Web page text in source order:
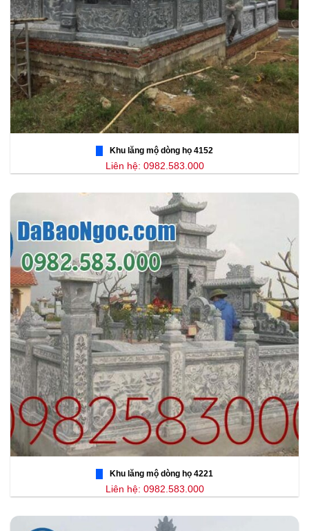
Khu lăng mộ dòng họ 4152
Liên hệ: 0982.583.000
Khu lăng mộ dòng họ 4221
Liên hệ: 0982.583.000